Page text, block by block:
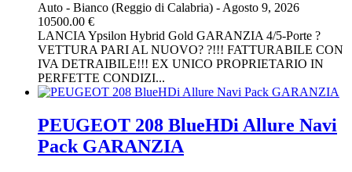
Auto - Bianco (Reggio di Calabria) - Agosto 9, 2026
10500.00 €
LANCIA Ypsilon Hybrid Gold GARANZIA 4/5-Porte ?
VETTURA PARI AL NUOVO? ?!!! FATTURABILE CON
IVA DETRAIBILE!!! EX UNICO PROPRIETARIO IN
PERFETTE CONDIZI...
PEUGEOT 208 BlueHDi Allure Navi
Pack GARANZIA